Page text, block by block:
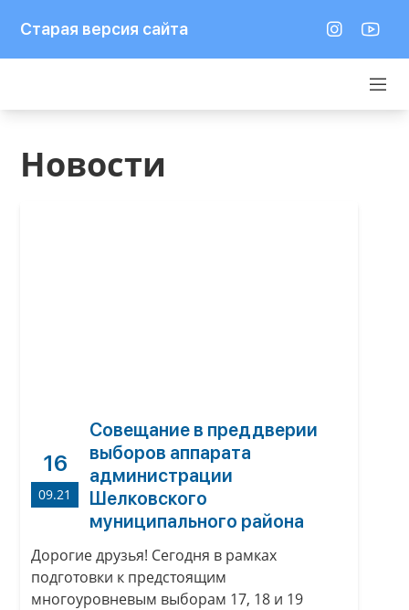
Старая версия сайта
Новости
16
09.21
Совещание в преддверии
выборов аппарата
администрации
Шелковского
муниципального района
Дорогие друзья! Сегодня в рамках
подготовки к предстоящим
многоуровневым выборам 17, 18 и 19